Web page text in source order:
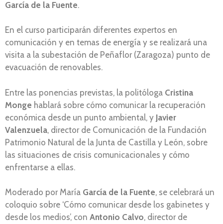
García de la Fuente.
En el curso participarán diferentes expertos en
comunicación y en temas de energía y se realizará una
visita a la subestación de Peñaflor (Zaragoza) punto de
evacuación de renovables.
Entre las ponencias previstas, la politóloga Cristina
Monge hablará sobre cómo comunicar la recuperación
económica desde un punto ambiental, y Javier
Valenzuela, director de Comunicación de la Fundación
Patrimonio Natural de la Junta de Castilla y León, sobre
las situaciones de crisis comunicacionales y cómo
enfrentarse a ellas.
Moderado por María García de la Fuente, se celebrará un
coloquio sobre ‘Cómo comunicar desde los gabinetes y
desde los medios’, con Antonio Calvo, director de